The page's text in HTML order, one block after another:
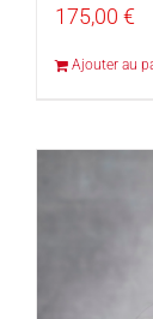
175,00 €
Ajouter au